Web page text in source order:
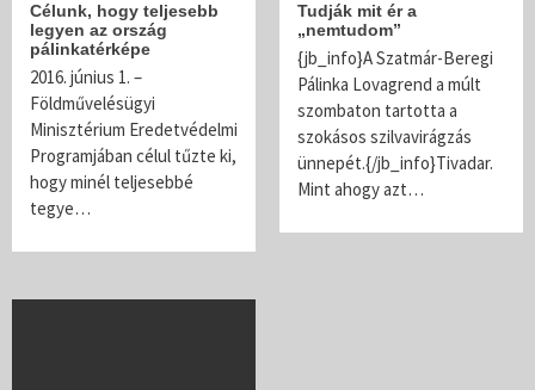
Célunk, hogy teljesebb
legyen az ország
pálinkatérképe
2016. június 1. –
Földművelésügyi
Minisztérium Eredetvédelmi
Programjában célul tűzte ki,
hogy minél teljesebbé
tegye…
Tudják mit ér a
„nemtudom”
{jb_info}A Szatmár-Beregi
Pálinka Lovagrend a múlt
szombaton tartotta a
szokásos szilvavirágzás
ünnepét.{/jb_info}Tivadar.
Mint ahogy azt…